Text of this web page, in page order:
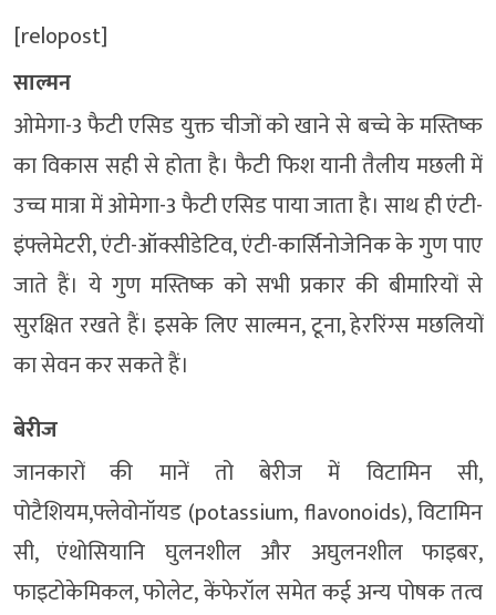
[relopost]
साल्मन
ओमेगा-3 फैटी एसिड युक्त चीजों को खाने से बच्चे के मस्तिष्क
का विकास सही से होता है। फैटी फिश यानी तैलीय मछली में
उच्च मात्रा में ओमेगा-3 फैटी एसिड पाया जाता है। साथ ही एंटी-
इंफ्लेमेटरी, एंटी-ऑक्सीडेटिव, एंटी-कार्सिनोजेनिक के गुण पाए
जाते हैं। ये गुण मस्तिष्क को सभी प्रकार की बीमारियों से
सुरक्षित रखते हैं। इसके लिए साल्मन, टूना, हेररिंग्स मछलियों
का सेवन कर सकते हैं।
बेरीज
जानकारों की मानें तो बेरीज में विटामिन सी,
पोटैशियम,फ्लेवोनॉयड (potassium, flavonoids), विटामिन
सी, एंथोसियानि घुलनशील और अघुलनशील फाइबर,
फाइटोकेमिकल, फोलेट, केंफेरॉल समेत कई अन्य पोषक तत्व